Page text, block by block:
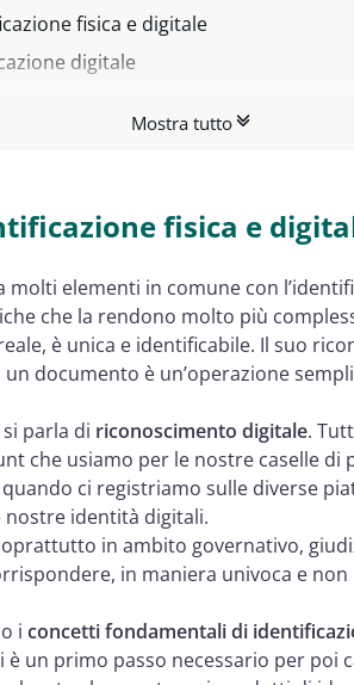
fisica e digitale
digitale
digitale
Mostra tutto
fisica e
molti elementi in comune con
che la rendono molto più
è unica e identificabile. Il suo
documento è un’operazione
parla di riconoscimento digitale.
che usiamo per le nostre caselle
ci registriamo sulle diverse
identità digitali.
in ambito governativo,
in maniera univoca e
i concetti fondamentali di
un primo passo necessario per poi